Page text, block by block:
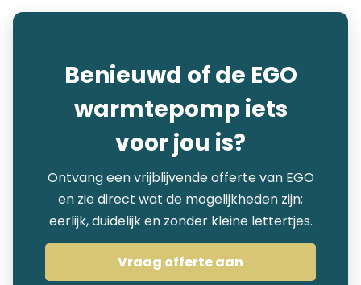
Benieuwd of de EGO
warmtepomp iets
voor jou is?
Ontvang een vrijblijvende offerte van EGO
en zie direct wat de mogelijkheden zijn;
eerlijk, duidelijk en zonder kleine lettertjes.
Vraag offerte aan